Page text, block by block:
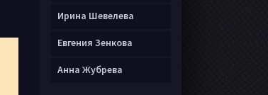
Ирина Шевелева
Евгения Зенкова
Анна Жубрева